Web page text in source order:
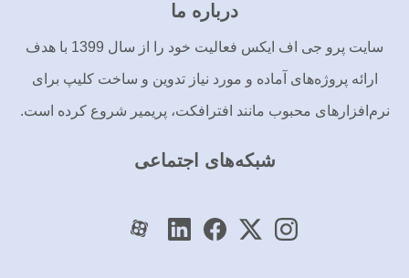
درباره ما
سایت پرو جی اف ایکس فعالیت خود را از سال 1399 با هدف
ارائه پروژه‌های آماده و مورد نیاز تدوین و ساخت کلیپ برای
نرم‌افزارهای محبوب مانند افترافکت، پریمیر شروع کرده است.
شبکه‌های اجتماعی